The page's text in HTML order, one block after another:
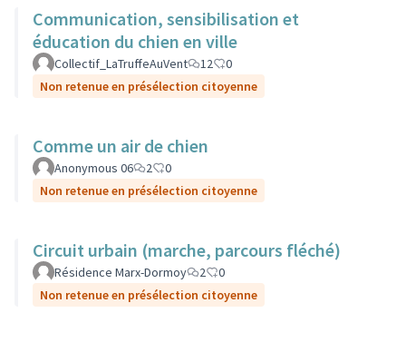
Communication, sensibilisation et
éducation du chien en ville
Collectif_LaTruffeAuVent 12
0
Non retenue en présélection citoyenne
Comme un air de chien
Anonymous 06 2
0
Non retenue en présélection citoyenne
Circuit urbain (marche, parcours fléché)
Résidence Marx-Dormoy 2
0
Non retenue en présélection citoyenne